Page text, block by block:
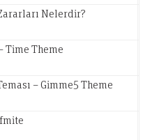
Nelerdir?
Time Theme
– Gimme5 Theme